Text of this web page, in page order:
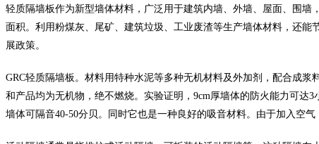
轻质隔墙板作为新型墙体材料，广泛用于建筑内墙、外墙、屋面、围
面积。利用粉煤灰、尾矿、建筑垃圾、工业废渣等生产墙体材料，还
展政策。
GRC轻质隔墙板。材料用特种水泥等多种无机材料及外加剂，配合成
和产品均为无机物，绝不燃烧。实验证明，9cm厚墙体的防火能力可达
墙体可隔音40-50分贝。同时它也是一种良好的吸音材料。由于加入空气